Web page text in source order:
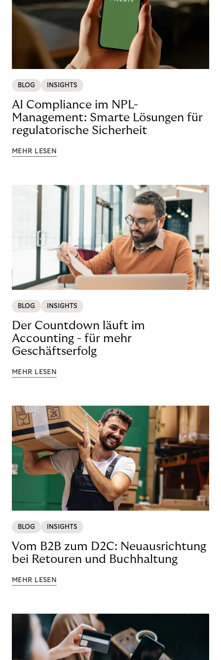
BLOG INSIGHTS
AI Compliance im NPL-
Management: Smarte Lösungen für
regulatorische Sicherheit
MEHR LESEN
BLOG INSIGHTS
Der Countdown läuft im
Accounting - für mehr
Geschäftserfolg
MEHR LESEN
BLOG INSIGHTS
Vom B2B zum D2C: Neuausrichtung
bei Retouren und Buchhaltung
MEHR LESEN